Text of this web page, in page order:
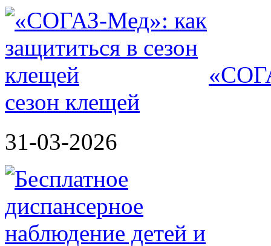
сезон клещей
31-03-2026